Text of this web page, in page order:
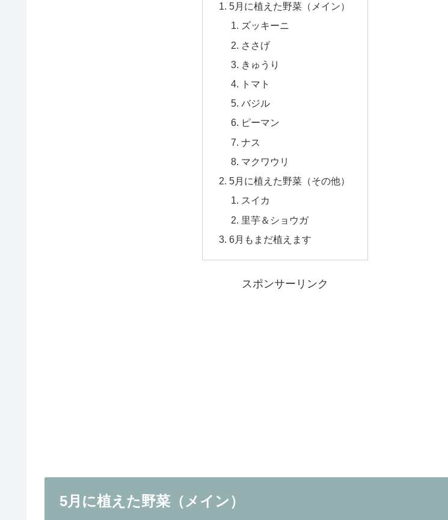
5月に植えた野菜（メイン）
ズッキーニ
ささげ
きゅうり
トマト
バジル
ピーマン
ナス
マクワウリ
5月に植えた野菜（その他）
スイカ
里芋＆ショウガ
6月もまだ植えます
スポンサーリンク
5月に植えた野菜（メイン）